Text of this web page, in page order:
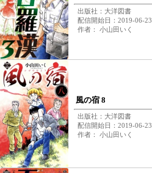
出版社：大洋図書
配信開始日：2019-06-23
作者： 小山田いく
風の宿 8
出版社：大洋図書
配信開始日：2019-06-23
作者： 小山田いく